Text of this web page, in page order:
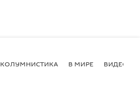
КОЛУМНИСТИКА В МИРЕ ВИДЕО